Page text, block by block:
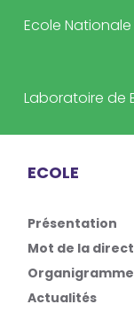
Ecole
Laboratoire de
ECOLE
Présentation
Mot de la
Organigramme
Actualités